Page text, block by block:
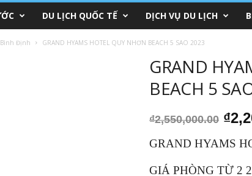
DU LỊCH QUỐC TẾ DỊCH VỤ DU LỊCH
Định GRAND HYAMS HOTEL QUY NHƠN BEACH 5 SAO 2023
GRAND
BEACH 5
₫2,550,000.00 Giá
gốc
là:
₫
GRAND HYAMS
GIÁ PHÒNG TỪ 2